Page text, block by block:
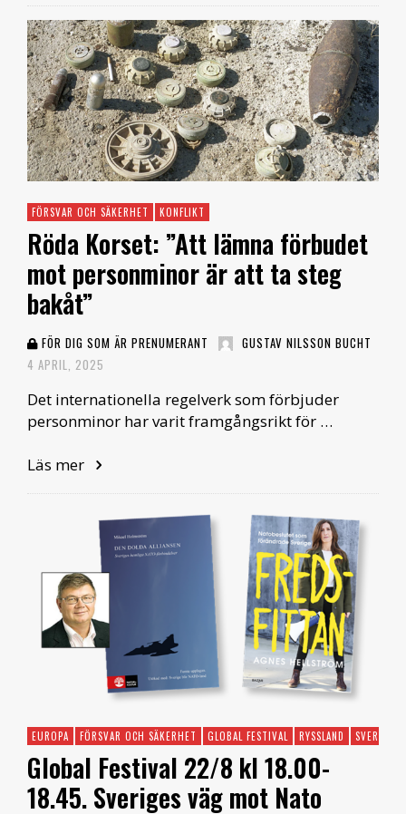
FÖRSVAR OCH SÄKERHET KONFLIKT
Röda Korset: ”Att lämna förbudet
mot personminor är att ta steg
bakåt”
FÖR DIG SOM ÄR PRENUMERANT
GUSTAV NILSSON BUCHT
4 APRIL, 2025
Det internationella regelverk som förbjuder
personminor har varit framgångsrikt för …
Läs mer
EUROPA FÖRSVAR OCH SÄKERHET GLOBAL FESTIVAL RYSSLAND SVERIGE
Global Festival 22/8 kl 18.00-
18.45. Sveriges väg mot Nato